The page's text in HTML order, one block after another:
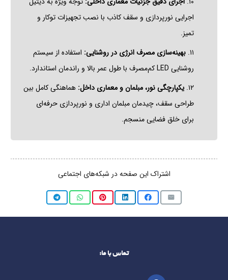
اجرایی نورپردازی و سقف کاذب با نصب تجهیزات توکار و
تمیز.
۱۱. بهینه‌سازی مصرف انرژی در روشنایی: استفاده از سیستم
روشنایی LED کم‌مصرف با طول عمر بالا و راندمان استاندارد.
۱۲. یکپارچگی نور، مبلمان و معماری داخل: هماهنگی کامل بین
طراحی سقف، چیدمان مبلمان اداری و نورپردازی حرفه‌ای
برای خلق فضایی منسجم.
اشتراک این صفحه در شبکه‌های اجتماعی
تماس با ما: